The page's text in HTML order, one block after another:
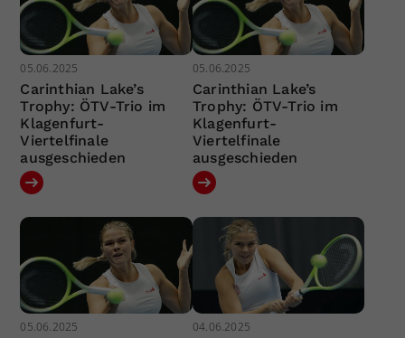
05.06.2025
Carinthian Lake’s
Trophy: ÖTV-Trio im
Klagenfurt-
Viertelfinale
ausgeschieden
05.06.2025
Carinthian Lake’s
Trophy: ÖTV-Trio im
Klagenfurt-
Viertelfinale
ausgeschieden
05.06.2025 04.06.2025